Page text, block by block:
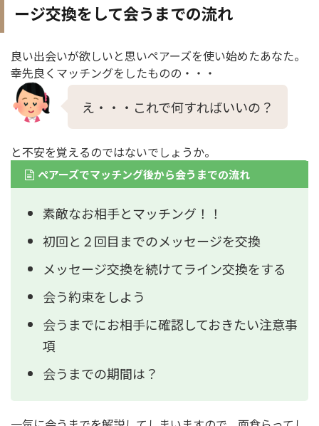
ージ交換をして会うまでの流れ
良い出会いが欲しいと思いペアーズを使い始めたあなた。
幸先良くマッチングをしたものの・・・
え・・・これで何すればいいの？
と不安を覚えるのではないでしょうか。
ペアーズでマッチング後から会うまでの流れ
素敵なお相手とマッチング！！
初回と２回目までのメッセージを交換
メッセージ交換を続けてライン交換をする
会う約束をしよう
会うまでにお相手に確認しておきたい注意事
項
会うまでの期間は？